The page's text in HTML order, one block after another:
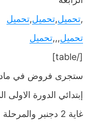
,تحميل,تحميل,تحميل
تحميل,,,تحميل
[/table]
ستجرى فروض في مادة